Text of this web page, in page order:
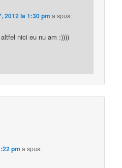
2012 la 1:30 pm a spus:
nici eu nu am :))))
pm a spus: